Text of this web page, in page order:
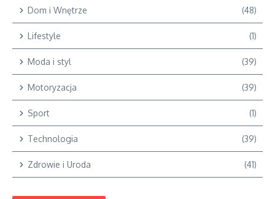
Dom i Wnętrze (48)
Lifestyle (1)
Moda i styl (39)
Motoryzacja (39)
Sport (1)
Technologia (39)
Zdrowie i Uroda (41)